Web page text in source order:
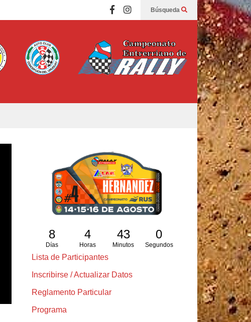
Búsqueda
8
Días
4
Horas
42
Minutos
59
Segundos
Lista de Participantes
Inscribirse / Actualizar Datos
Reglamento Particular
Programa